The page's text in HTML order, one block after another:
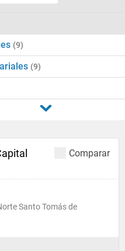
(9)
(9)
Comparar
Santo Tomás de